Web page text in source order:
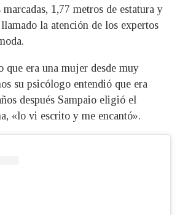
1,77 metros de estatura y
la atención de los expertos
que era una mujer desde muy
su psicólogo entendió que era
después Sampaio eligió el
«lo vi escrito y me encantó».